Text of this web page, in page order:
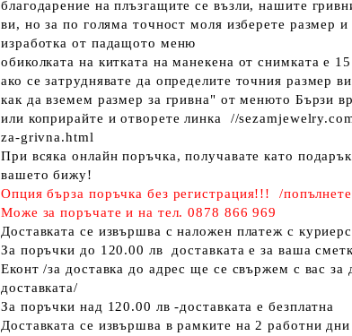
благодарение на плъзгащите се възли, нашите
ви, но за по голяма точност моля изберете размер
изработка от падащото меню
обиколката на китката на манекена от снимката е
ако се затруднявате да определите точния размер
как да вземем размер за гривна" от менюто Бързи
или коприрайте и отворете линка //
za-grivna.html
При всяка онлайн поръчка, получавате като
вашето бижу!
Опция бърза поръчка без регистрация!!! /
Може за поръчате и на тел. 0878 866 969
Доставката се извършва с наложен платеж с
За поръчки до 120.00 лв доставката е за ваша
Еконт /за доставка до адрес ще се свържем с вас за
доставката/
За поръчки над 120.00 лв -доставката е безплатна
Доставката се извършва в рамките нa 2 работни дни